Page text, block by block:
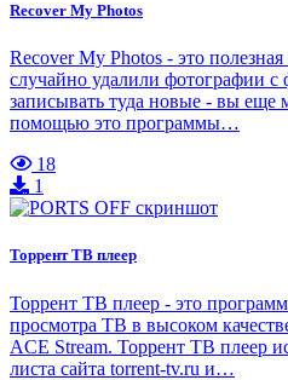
Recover My Photos
Recover My Photos - это
случайно удалили фотографии с
записывать туда новые - вы еще
помощью это программы…
18
1
Торрент ТВ плеер
Торрент ТВ плеер - это
просмотра ТВ в высоком
ACE Stream. Торрент ТВ плеер
листа сайта torrent-tv.ru и…